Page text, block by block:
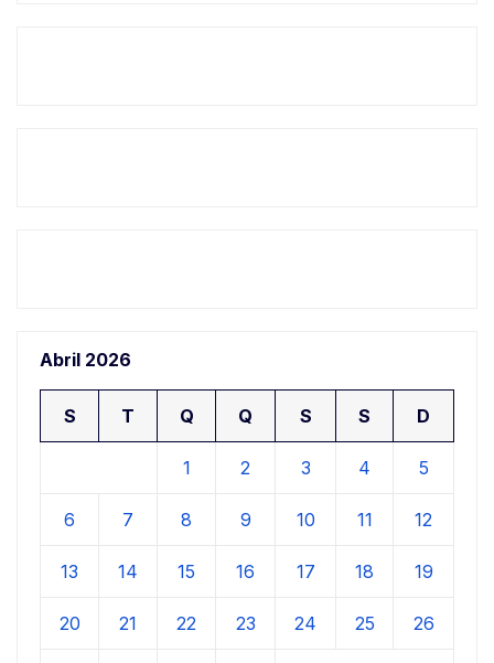
Abril 2026
S T Q Q S S D
1 2 3 4 5
6 7 8 9 10 11 12
13 14 15 16 17 18 19
20 21 22 23 24 25 26